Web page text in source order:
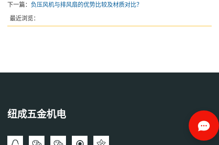
下一篇： 负压风机与排风扇的优势比较及材质对比？
最近浏览：
纽成五金机电